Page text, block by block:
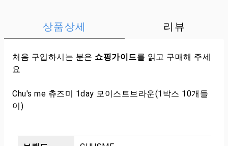
상품상세 리뷰
처음 구입하시는 분은 쇼핑가이드를 읽고 구매해 주세
요
Chu's me 츄즈미 1day 모이스트브라운(1박스 10개들
이)